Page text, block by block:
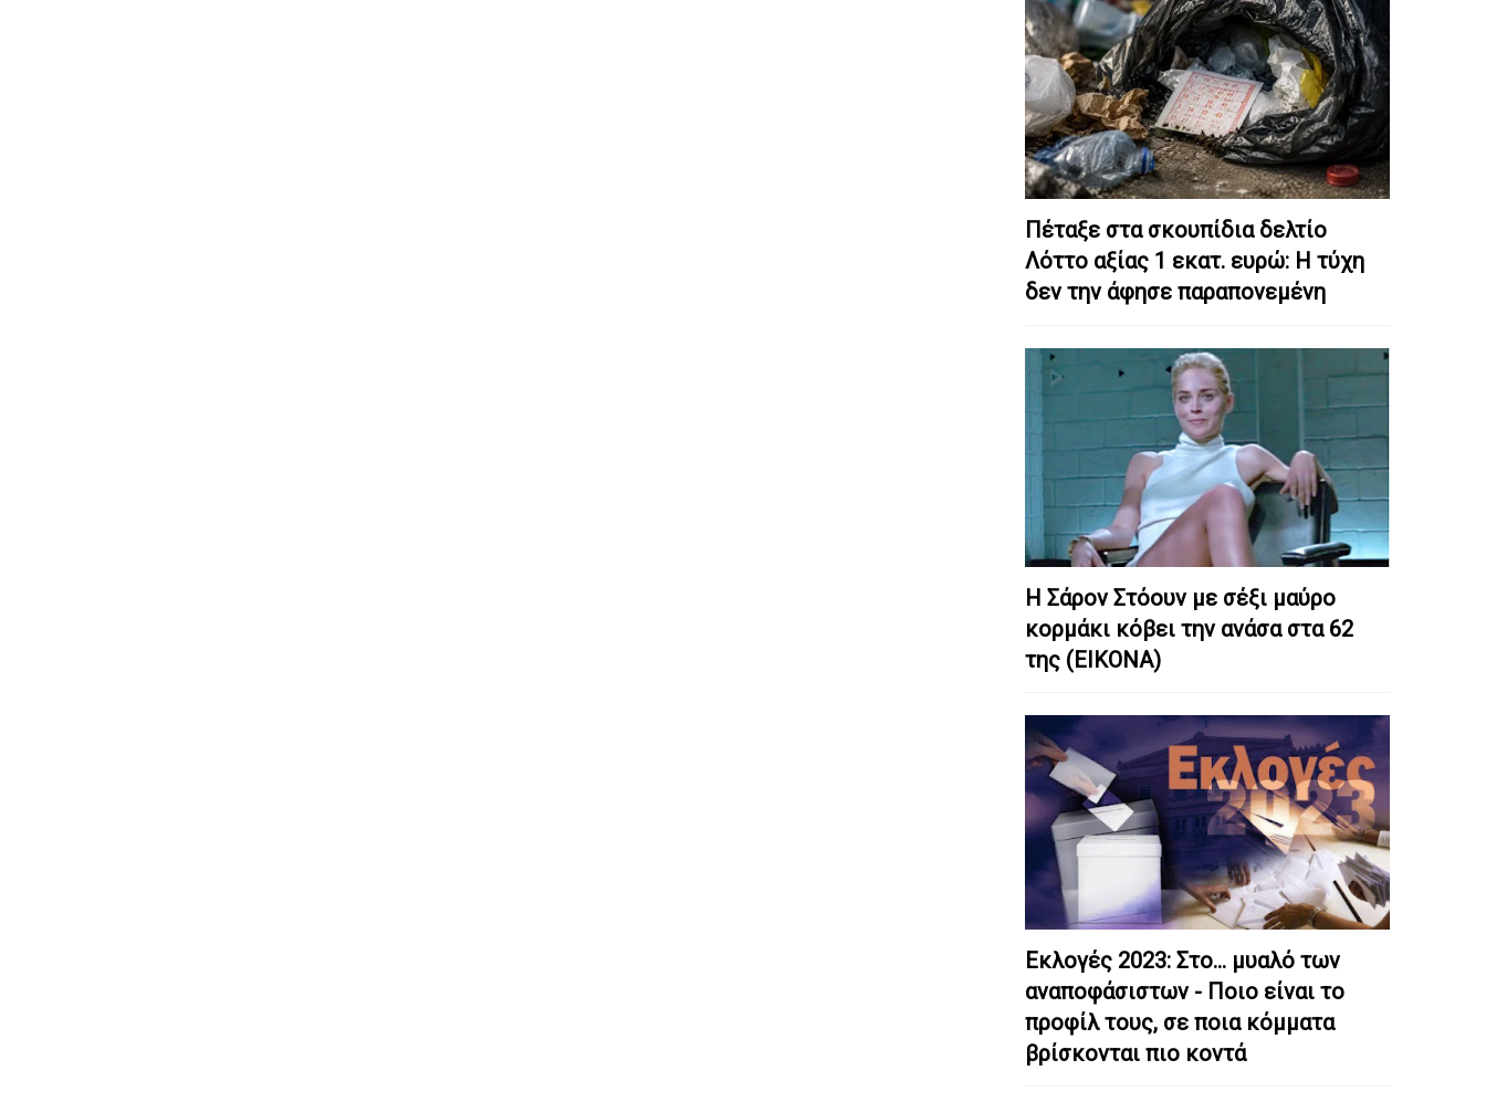
Πέταξε στα σκουπίδια δελτίο
Λόττο αξίας 1 εκατ. ευρώ: Η τύχη
δεν την άφησε παραπονεμένη
Η Σάρον Στόουν με σέξι μαύρο
κορμάκι κόβει την ανάσα στα 62
της (ΕΙΚΟΝΑ)
Εκλογές 2023: Στο… μυαλό των
αναποφάσιστων - Ποιο είναι το
προφίλ τους, σε ποια κόμματα
βρίσκονται πιο κοντά